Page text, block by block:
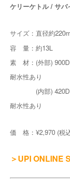
ケリーケトル / サバ
サイズ：直径約
容 量：約13L
素 材：(外部) 900D
耐水性あり
(内部) 420Dオ
耐水性あり
価 格：¥2,970 (税
＞UPI ONLINE